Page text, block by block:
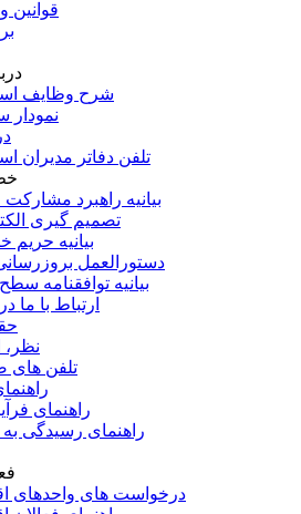
قوانین
شرح وظایف
نمودار
تلفن دفاتر مدیران
بیانیه راهبرد
تصمیم گیری
بیانیه
دستورالعمل
بیانیه توافقنامه
ارتباط با ما
نظر،
تلفن های
راهنمای
راهنمای رسیدگی به
درخواست های واحدهای